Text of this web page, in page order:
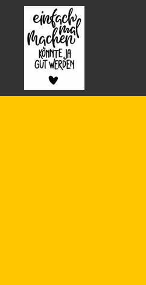
Hauptinhalt
springen